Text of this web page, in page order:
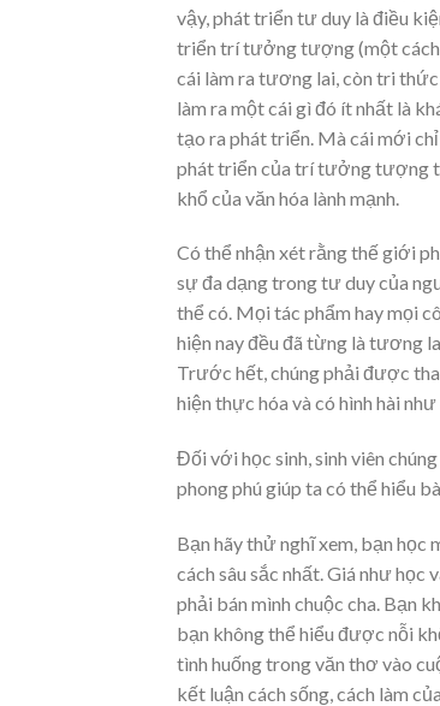
vậy, phát triển tư duy là điều
triển trí tưởng tượng (một
cái làm ra tương lai, còn tri
làm ra một cái gì đó ít nhất là
tạo ra phát triển. Mà cái mới
phát triển của trí tưởng tượng
khổ của văn hóa lành mạnh.
Có thể nhận xét rằng thế giới
sự đa dạng trong tư duy của
thể có. Mọi tác phẩm hay mọi
hiện nay đều đã từng là tương
Trước hết, chúng phải được
hiện thực hóa và có hình hài
Đối với học sinh, sinh viên
phong phú giúp ta có thể hiểu
Bạn hãy thử nghĩ xem, bạn
cách sâu sắc nhất. Giá như
phải bán mình chuộc cha. Bạn
bạn không thể hiểu được nỗi
tình huống trong văn thơ vào
kết luận cách sống, cách làm